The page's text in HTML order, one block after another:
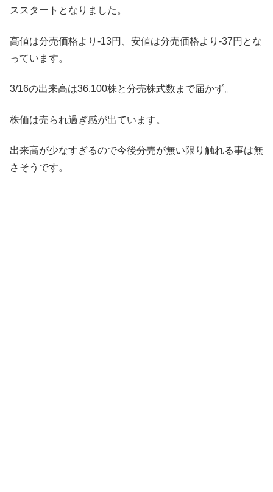
ススタートとなりました。
高値は分売価格より-13円、安値は分売価格より-37円とな
っています。
3/16の出来高は36,100株と分売株式数まで届かず。
株価は売られ過ぎ感が出ています。
出来高が少なすぎるので今後分売が無い限り触れる事は無
さそうです。